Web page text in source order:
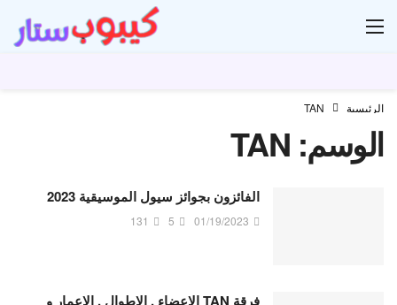
الرئيسية TAN
الوسم: TAN
الفائزون بجوائز سيول الموسيقية 2023
01/19/2023
5
131
فرقة TAN الاعضاء , الاطوال , الاعمار و